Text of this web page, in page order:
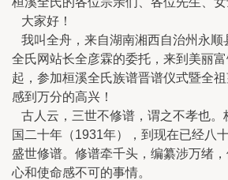
大家好！
我叫全舟，来自湖南湘西自治州永顺
全氏网站长全彦霖的委托，来到美丽
起，参加桓溪全氏族谱晋谱仪式暨全
感到万分的高兴！
古人云，三世不修谱，谓之不孝也。
国二十年（1931年），到现在已经八
盛世修谱。修谱牵千头，编纂涉万绪
心和使命感不可的事情。